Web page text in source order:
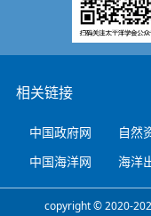
相关链接
中国政府网 自然
中国海洋网
海洋
copyright © 2020-